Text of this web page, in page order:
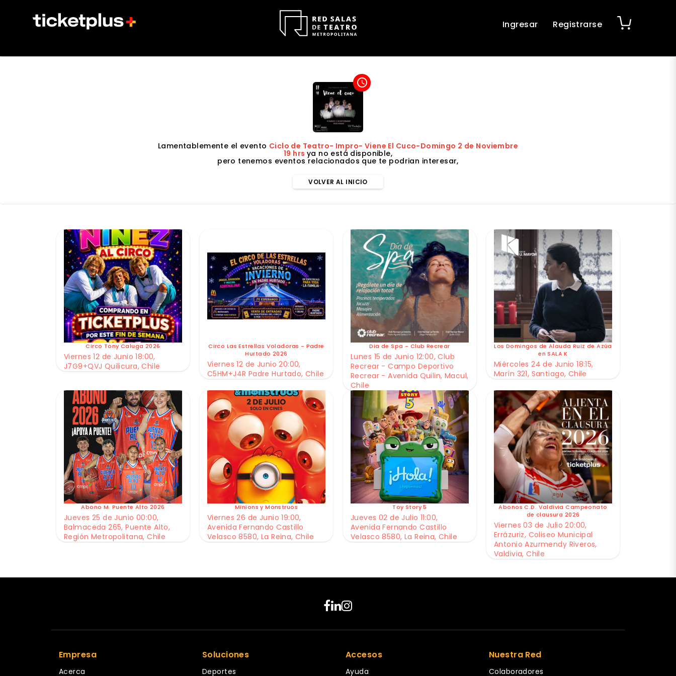
Ingresar Registrarse
access_time
Lamentablemente el evento Ciclo de Teatro- Impro- Viene El Cuco-Domingo 2 de Noviembre
19 hrs ya no está disponible,
pero tenemos eventos relacionados que te podrian interesar,
VOLVER AL INICIO
Circo Tony Caluga 2026
Viernes 12 de Junio 18:00,
J7G9+QVJ Quilicura, Chile
Circo Las Estrellas Voladoras - Padre
Hurtado 2026
Viernes 12 de Junio 20:00,
C5HM+J4R Padre Hurtado, Chile
Dia de Spa - Club Recrear
Lunes 15 de Junio 12:00, Club
Recrear - Campo Deportivo
Recrear - Avenida Quilin, Macul,
Chile
Los Domingos de Alauda Ruiz de Azúa
en SALA K
Miércoles 24 de Junio 18:15,
Marín 321, Santiago, Chile
Abono M. Puente Alto 2026
Jueves 25 de Junio 00:00,
Balmaceda 265, Puente Alto,
Región Metropolitana, Chile
Minions y Monstruos
Viernes 26 de Junio 19:00,
Avenida Fernando Castillo
Velasco 8580, La Reina, Chile
Toy Story 5
Jueves 02 de Julio 11:00,
Avenida Fernando Castillo
Velasco 8580, La Reina, Chile
Abonos C.D. Valdivia Campeonato
de clausura 2026
Viernes 03 de Julio 20:00,
Errázuriz, Coliseo Municipal
Antonio Azurmendy Riveros,
Valdivia, Chile
Empresa
Acerca
Soluciones
Deportes
Accesos
Ayuda
Nuestra Red
Colaboradores